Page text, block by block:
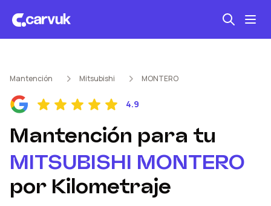
Mantención kilometraje
Revisión técnica
Mantención Mitsubishi MONTERO
4.9
Mantención para tu
MITSUBISHI MONTERO
por Kilometraje